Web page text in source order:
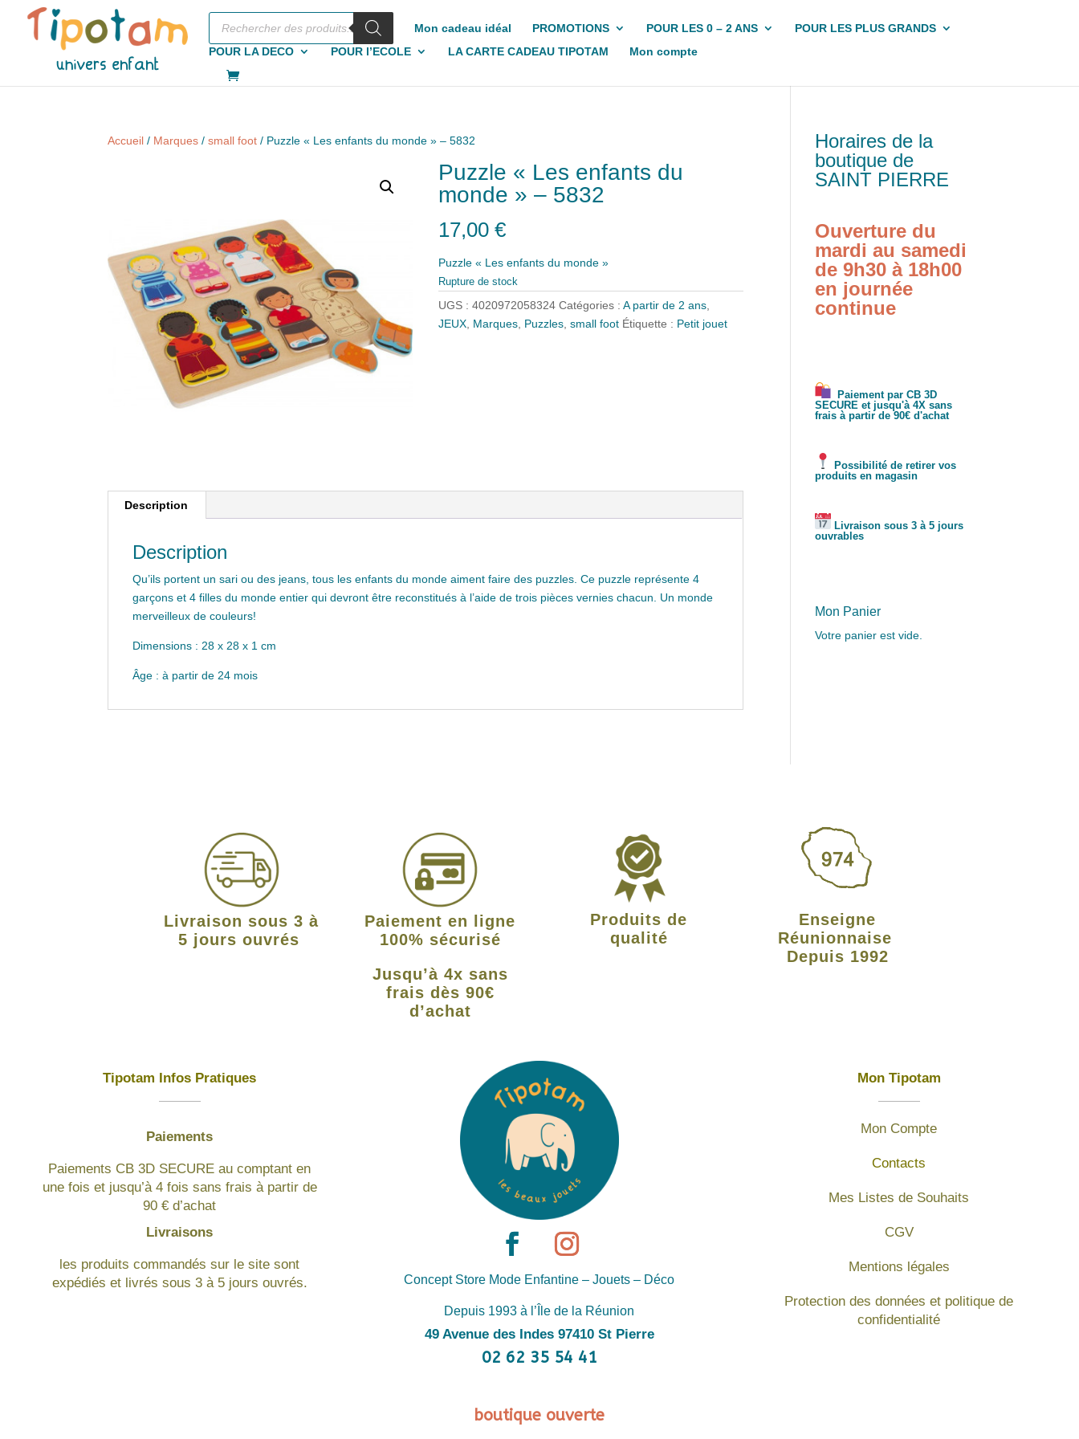
Recherche
produits
Mon cadeau idéal PROMOTIONS POUR LES 0 – 2 ANS
POUR LES PLUS GRANDS
POUR LA DECO
POUR l’ECOLE LA CARTE CADEAU TIPOTAM Mon compte
Accueil / Marques /small foot / Puzzle « Les enfants du monde » – 5832
Puzzle « Les enfants du
monde » – 5832
17,00€
Puzzle « Les enfants du monde »
Rupture de stock
UGS :4020972058324 Catégories :A partir de 2 ans,
JEUX, Marques, Puzzles,small foot Étiquette : Petit jouet
Description
Description
Qu’ils portent un sari ou des jeans, tous les enfants du monde aiment faire des puzzles. Ce puzzle représente 4
garçons et 4 filles du monde entier qui devront être reconstitués à l’aide de trois pièces vernies chacun. Un monde
merveilleux de couleurs!
Dimensions : 28 x 28 x 1 cm
Âge : à partir de 24 mois
Horaires de la
boutique de
SAINT PIERRE
Ouverture du
mardi au samedi
de 9h30 à 18h00
en journée
continue
Paiement par CB 3D
SECURE et jusqu'à 4X sans
frais à partir de 90€ d'achat
Possibilité de retirer vos
produits en magasin
Livraison sous 3 à 5 jours
ouvrables
Mon Panier
Votre panier est vide.
Livraison sous 3 à
5 jours ouvrés
Paiement en ligne
100% sécurisé
Jusqu’à 4x sans
frais dès 90€
d’achat
Produits de
qualité
Enseigne
Réunionnaise
Depuis 1992
Tipotam Infos Pratiques
Paiements
Paiements CB 3D SECURE au comptant en
une fois et jusqu’à 4 fois sans frais à partir de
90 € d’achat
Livraisons
les produits commandés sur le site sont
expédiés et livrés sous 3 à 5 jours ouvrés.
Concept Store Mode Enfantine – Jouets – Déco
Depuis 1993 à l’Île de la Réunion
49 Avenue des Indes 97410 St Pierre
02 62 35 54 41
boutique ouverte
Mon Tipotam
Mon Compte
Contacts
Mes Listes de Souhaits
CGV
Mentions légales
Protection des données et politique de
confidentialité